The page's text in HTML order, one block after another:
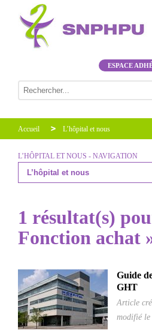
ESPACE
Accueil L’hôpital et nous
L’HÔPITAL ET NOUS - NAVIGATION
1 résultat(s)
Fonction achat
Guide
GHT
Article
modifié le